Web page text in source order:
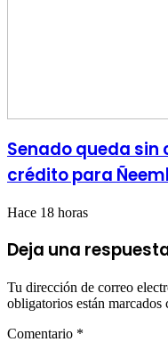
Senado queda
crédito para
Hace 18 horas
Deja una
Tu dirección de correo
obligatorios están marcados
Comentario *